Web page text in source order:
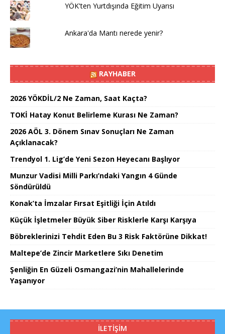
YÖK'ten Yurtdışında Eğitim Uyarısı
Ankara'da Mantı nerede yenir?
RAYHABER
2026 YÖKDİL/2 Ne Zaman, Saat Kaçta?
TOKİ Hatay Konut Belirleme Kurası Ne Zaman?
2026 AÖL 3. Dönem Sınav Sonuçları Ne Zaman
Açıklanacak?
Trendyol 1. Lig’de Yeni Sezon Heyecanı Başlıyor
Munzur Vadisi Milli Parkı’ndaki Yangın 4 Günde
Söndürüldü
Konak’ta İmzalar Fırsat Eşitliği İçin Atıldı
Küçük İşletmeler Büyük Siber Risklerle Karşı Karşıya
Böbreklerinizi Tehdit Eden Bu 3 Risk Faktörüne Dikkat!
Maltepe’de Zincir Marketlere Sıkı Denetim
Şenliğin En Güzeli Osmangazi’nin Mahallelerinde
Yaşanıyor
İLETIŞIM